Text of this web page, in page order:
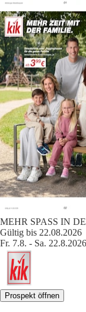
MEHR SPASS IN
Gültig bis 22.08.2026
Fr. 7.8. - Sa. 22.8.2026
Prospekt öffnen